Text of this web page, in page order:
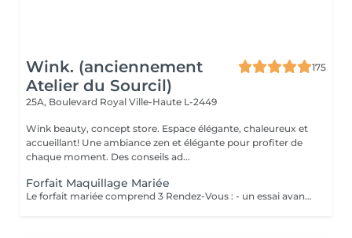
Wink. (anciennement
Atelier du Sourcil)
175
25A, Boulevard Royal Ville-Haute L-2449
Wink beauty, concept store. Espace élégante, chaleureux et
accueillant! Une ambiance zen et élégante pour profiter de
chaque moment. Des conseils ad...
Forfait Maquillage Mariée
Le forfait mariée comprend 3 Rendez-Vous : - un essai avant la prestation du jour J ( Afin de déterminer vos besoins, vos envies, la thématique de cette journée ) - une épilation des sourcils ( Pour ouvrir, & sublimer le regard ) - Maquillage Jour J ( Réalisation du maquillage décidé lors du rendez-vous test )